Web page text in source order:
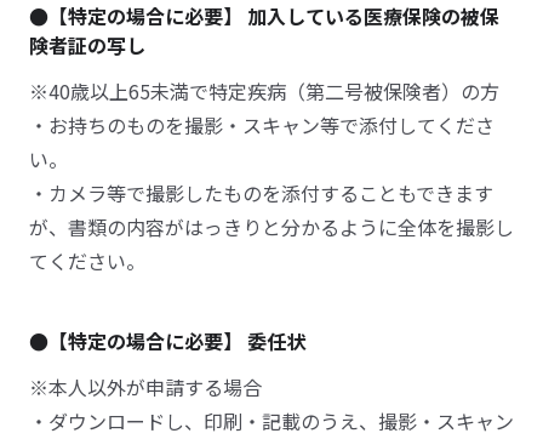
●【特定の場合に必要】 加入している医療保険の被保
険者証の写し
※40歳以上65未満で特定疾病（第二号被保険者）の方
・お持ちのものを撮影・スキャン等で添付してくださ
い。
・カメラ等で撮影したものを添付することもできます
が、書類の内容がはっきりと分かるように全体を撮影し
てください。
●【特定の場合に必要】 委任状
※本人以外が申請する場合
・ダウンロードし、印刷・記載のうえ、撮影・スキャン